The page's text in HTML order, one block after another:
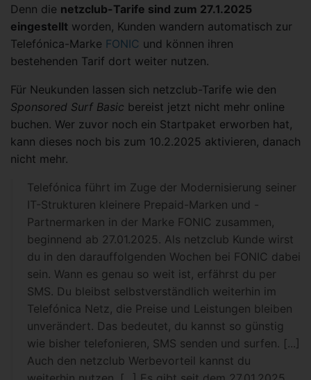
Denn die netzclub-Tarife sind zum 27.1.2025
eingestellt worden, Kunden wandern automatisch zur
Telefónica-Marke FONIC und können ihren
bestehenden Tarif dort weiter nutzen.
Für Neukunden lassen sich netzclub-Tarife wie den
Sponsored Surf Basic bereist jetzt nicht mehr online
buchen. Wer zuvor noch ein Startpaket erworben hat,
kann dieses noch bis zum 10.2.2025 aktivieren, danach
nicht mehr.
Telefónica führt im Zuge der Modernisierung seiner
IT-Strukturen kleinere Prepaid-Marken und -
Partnermarken in der Marke FONIC zusammen,
beginnend ab 27.01.2025. Als netzclub Kunde wirst
du in den darauffolgenden Wochen bei FONIC dabei
sein. Wann es genau so weit ist, erfährst du per
SMS. Du bleibst selbstverständlich weiterhin im
Telefónica Netz, die Preise und Leistungen bleiben
unverändert. Das bedeutet, du kannst so günstig
wie bisher telefonieren, SMS senden und surfen. [...]
Auch den netzclub Werbevorteil kannst du